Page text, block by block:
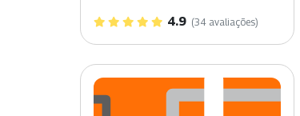
4.9 (34 avaliações)